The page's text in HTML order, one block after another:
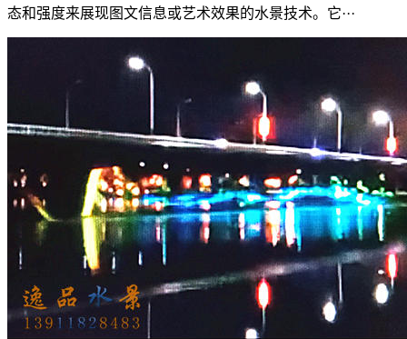
态和强度来展现图文信息或艺术效果的水景技术。它···